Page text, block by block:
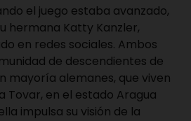
el juego estaba avanzado,
hermana Katty Kanzler,
en redes sociales. Ambos
de descendientes de
mayoría alemanes, que viven
Tovar, en el estado Aragua
impulsa su visión de la